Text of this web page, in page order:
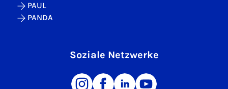
PAUL
PANDA
Soziale Netzwerke